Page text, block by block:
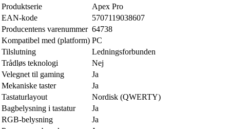
Produktserie
Apex Pro
EAN-kode
5707119038607
Producentens varenummer 64738
Kompatibel med (platform) PC
Tilslutning
Ledningsforbunden
Trådløs teknologi
Nej
Velegnet til gaming
Ja
Mekaniske taster
Ja
Tastaturlayout
Nordisk (QWERTY)
Bagbelysning i tastatur
Ja
RGB-belysning
Ja